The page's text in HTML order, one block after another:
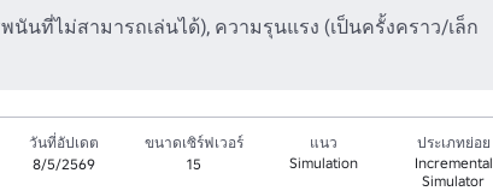
นันที่ไม่สามารถเล่นได้), ความรุนแรง (เป็นครั้งคราว/เล็ก
วันที่อัปเดต
8/5/2569
ขนาดเซิร์ฟเวอร์
15
แนว
Simulation
ประเภทย่อย
Incremental
Simulator